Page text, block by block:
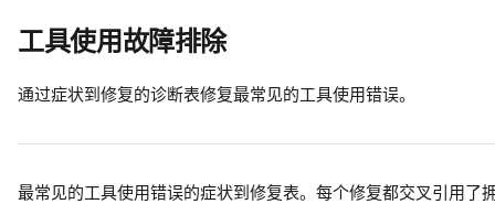
工具使用故障排除
通过症状到修复的诊断表修复最常见的工具使用错误。
最常见的工具使用错误的症状到修复表。每个修复都交叉引用了